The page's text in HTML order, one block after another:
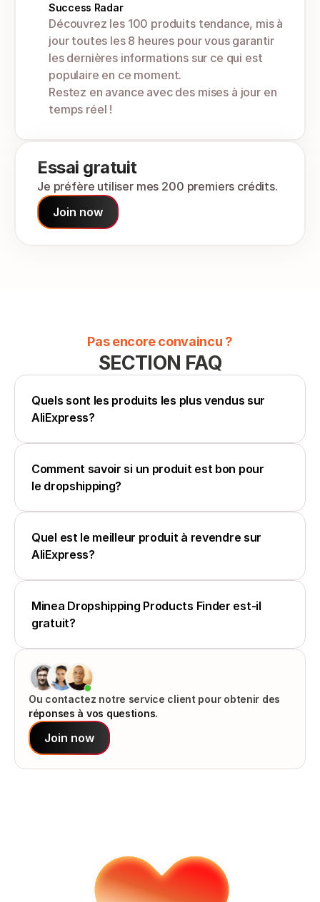
Success Radar
Découvrez les 100 produits tendance, mis à
jour toutes les 8 heures pour vous garantir
les dernières informations sur ce qui est
populaire en ce moment.
Restez en avance avec des mises à jour en
temps réel !
Essai gratuit
Je préfère utiliser mes 200 premiers crédits.
Join now
Pas encore convaincu ?
SECTION FAQ
Quels sont les produits les plus vendus sur
AliExpress?
Comment savoir si un produit est bon pour
le dropshipping?
Quel est le meilleur produit à revendre sur
AliExpress?
Minea Dropshipping Products Finder est-il
gratuit?
Ou contactez notre service client pour obtenir des
réponses à vos questions.
Join now